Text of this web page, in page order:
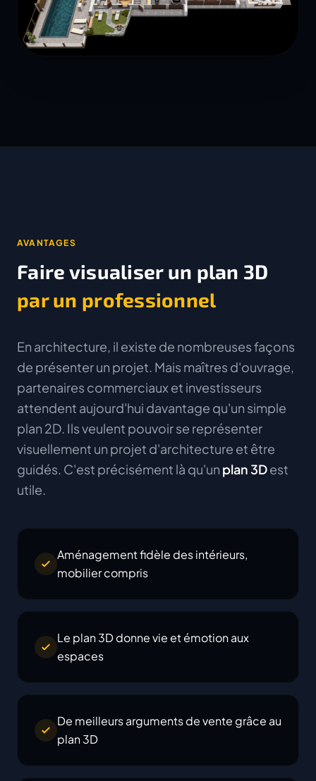
AVANTAGES
Faire visualiser un plan 3D
par un professionnel
En architecture, il existe de nombreuses façons
de présenter un projet. Mais maîtres d'ouvrage,
partenaires commerciaux et investisseurs
attendent aujourd'hui davantage qu'un simple
plan 2D. Ils veulent pouvoir se représenter
visuellement un projet d'architecture et être
guidés. C'est précisément là qu'un plan 3Dest
utile.
Aménagement fidèle des intérieurs,
mobilier compris
Le plan 3D donne vie et émotion aux
espaces
De meilleurs arguments de vente grâce au
plan 3D